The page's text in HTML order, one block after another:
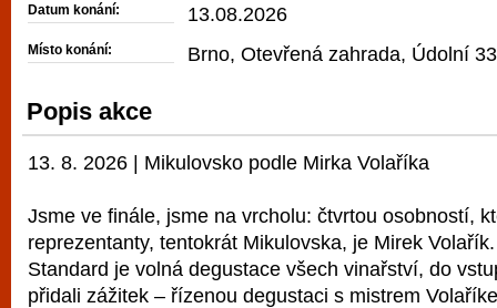
Datum konání: 13.08.2026
Místo konání: Brno, Otevřená zahrada, Údolní 33
Popis akce
13. 8. 2026 | Mikulovsko podle Mirka Volaříka
Jsme ve finále, jsme na vrcholu: čtvrtou osobností,
reprezentanty, tentokrát Mikulovska, je Mirek
Standard je volná degustace všech vinařství, do
přidali zážitek – řízenou degustaci s mistrem
restaurace,
vyzkoušet různé kasinové hry. V
metropoli naleznete širokou nabídku her
po moderní automaty jak pro pravidelné
příležitostné hráče. V...